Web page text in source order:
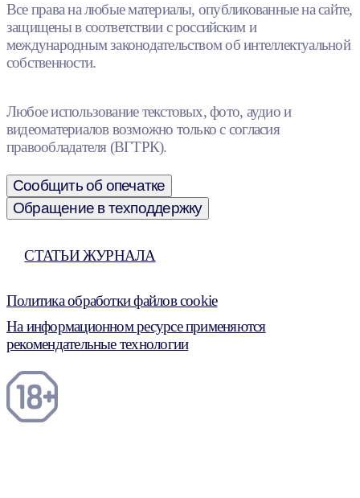
Все права на любые материалы, опубликованные на сайте,
защищены в соответствии с российским и
международным законодательством об интеллектуальной
собственности.
Любое использование текстовых, фото, аудио и
видеоматериалов возможно только с согласия
правообладателя (ВГТРК).
Сообщить об опечатке
Обращение в техподдержку
СТАТЬИ ЖУРНАЛА
Политика обработки файлов cookie
На информационном ресурсе применяются
рекомендательные технологии